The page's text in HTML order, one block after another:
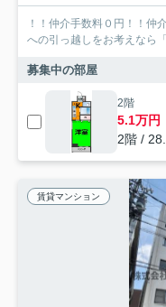
！！仲介手数料０円！！仲
への引っ越しをお考えなら
募集中の部屋
2階
5.1万円
2階 /
賃貸マンション